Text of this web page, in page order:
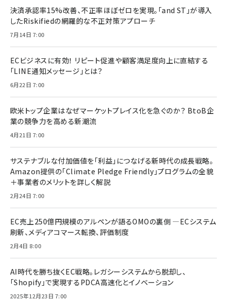
決済承認率15%改善、不正率ほぼゼロを実現。「and ST」が導入
したRiskifiedの網羅的な不正対策アプローチ
7月14日 7:00
ECビジネスに有効！ リピート促進や顧客満足度向上に直結する
「LINE通知メッセージ」とは？
6月22日 7:00
欧米トップ企業はなぜマーケットプレイス化を急ぐのか？ BtoB企
業の競争力を高める新潮流
4月21日 7:00
サステナブルな付加価値を「利益」につなげる新時代の成長戦略。
Amazon提供の「Climate Pledge Friendly」プログラムの全貌
＋事業者のメリットを詳しく解説
2月24日 7:00
EC売上250億円規模のアルペンが語るOMOの裏側 ―ECシステム
刷新、メディアコマース転換、評価制度
2月4日 8:00
AI時代を勝ち抜くEC戦略。レガシーシステムから脱却し、
「Shopify」で実現するPDCA高速化とイノベーション
2025年12月23日 7:00